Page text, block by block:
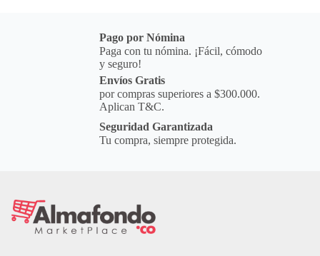
Pago por Nómina
Paga con tu nómina. ¡Fácil, cómodo
y seguro!
Envíos Gratis
por compras superiores a $300.000.
Aplican T&C.
Seguridad Garantizada
Tu compra, siempre protegida.